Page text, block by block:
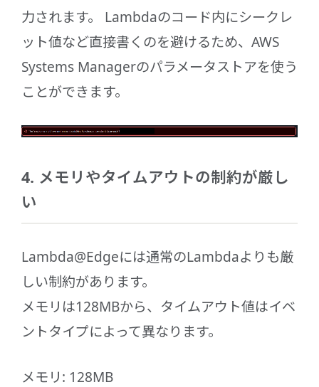
力されます。 Lambdaのコード内にシークレ
ット値など直接書くのを避けるため、AWS
Systems Managerのパラメータストアを使う
ことができます。
4. メモリやタイムアウトの制約が厳し
い
Lambda@Edgeには通常のLambdaよりも厳
しい制約があります。
メモリは128MBから、タイムアウト値はイベ
ントタイプによって異なります。
メモリ: 128MB